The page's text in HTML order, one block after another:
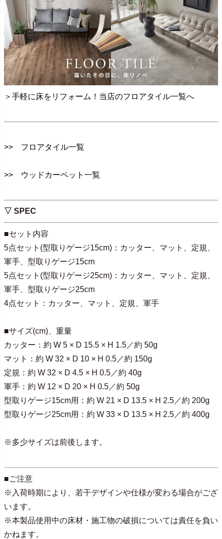
＞手軽に床をリフォーム！当店のフロアタイル一覧へ
>> フロアタイル一覧
>> ウッドカーペット一覧
▽ SPEC
■セット内容
5点セット(型取りゲージ15cm)：カッター、マット、定規、
軍手、型取りゲージ15cm
5点セット(型取りゲージ25cm)：カッター、マット、定規、
軍手、型取りゲージ25cm
4点セット：カッター、マット、定規、軍手
■サイズ(cm)、重量
カッター：約 W 5 × D 15.5 × H 1.5／約 50g
マット：約 W 32 × D 10 × H 0.5／約 150g
定規：約 W 32 × D 4.5 × H 0.5／約 40g
軍手：約 W 12 × D 20 × H 0.5／約 50g
型取りゲージ15cm用：約 W 21 × D 13.5 × H 2.5／約 200g
型取りゲージ25cm用：約 W 33 × D 13.5 × H 2.5／約 400g
※多少サイズは前後します。
■ご注意
※入荷時期により、若干デザインや仕様が変わる場合がござ
います。
※本製品使用中の床材・施工物の破損については責任を負い
かねます。